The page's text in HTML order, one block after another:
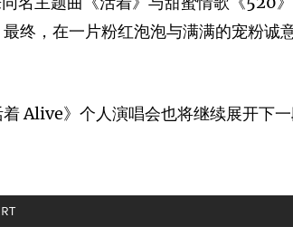
终，在一片粉红泡泡与满满的宠粉
Alive》个人演唱会也将继续展开下